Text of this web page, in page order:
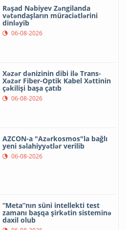
Rəşad Nəbiyev Zəngilanda
vətəndaşların müraciətlərini
dinləyib
06-08-2026
Xəzər dənizinin dibi ilə Trans-
Xəzər Fiber-Optik Kabel Xəttinin
çəkilişi başa çatıb
06-08-2026
AZCON-a "Azərkosmos"la bağlı
yeni səlahiyyətlər verilib
06-08-2026
“Meta”nın süni intellekti test
zamanı başqa şirkətin sisteminə
daxil olub